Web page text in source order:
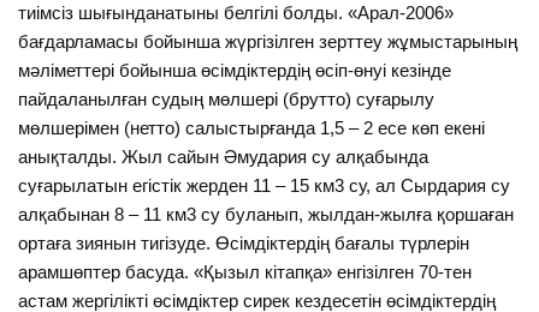
тиімсіз шығынданатыны белгілі болды. «Арал-2006»
бағдарламасы бойынша жүргізілген зерттеу жұмыстарының
мәліметтері бойынша өсімдіктердің өсіп-өнуі кезінде
пайдаланылған судың мөлшері (брутто) суғарылу
мөлшерімен (нетто) салыстырғанда 1,5 – 2 есе көп екені
анықталды. Жыл сайын Әмудария су алқабында
суғарылатын егістік жерден 11 – 15 км3 су, ал Сырдария су
алқабынан 8 – 11 км3 су буланып, жылдан-жылға қоршаған
ортаға зиянын тигізуде. Өсімдіктердің бағалы түрлерін
арамшөптер басуда. «Қызыл кітапқа» енгізілген 70-тен
астам жергілікті өсімдіктер сирек кездесетін өсімдіктердің